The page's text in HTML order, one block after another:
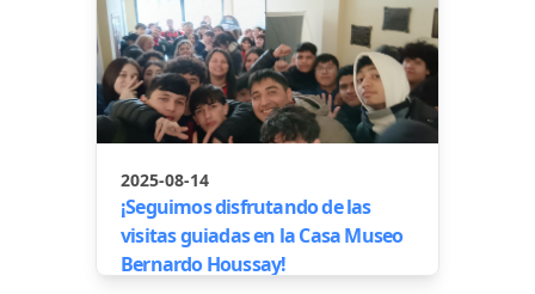
2025-08-14
¡Seguimos disfrutando de las
visitas guiadas en la Casa Museo
Bernardo Houssay!